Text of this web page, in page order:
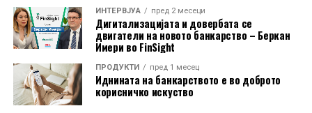
напредните дигитални услуги стануваат значаен
фактор за конкурентноста на банките.
Корисниците денес очекуваат дигиталното
банкарско искуство да биде подеднакво едноставно
како користењето на која било платформа, од
стриминг сервиси до апликации за купување или
ИНТЕРВЈУА пред 2 месеци
Дигитализацијата и довербата се
двигатели на новото банкарство – Беркан
Имери во FinSight
ПРОДУКТИ пред 1 месец
Иднината на банкарството е во доброто
корисничко искуство